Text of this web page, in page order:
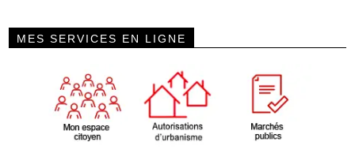
MES SERVICES EN LIGNE